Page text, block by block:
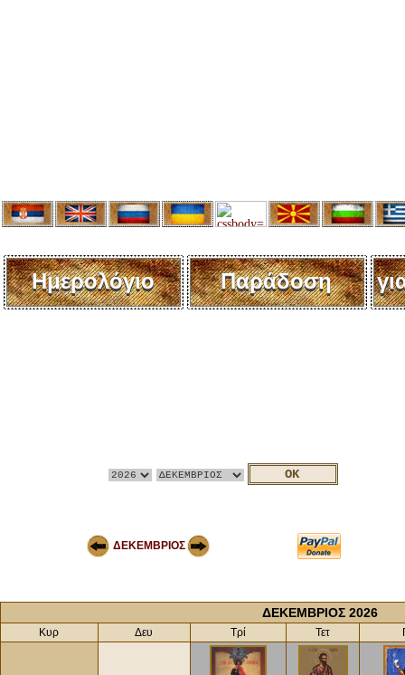
Ημερολόγιο Παράδοση
ΔΕΚΕΜΒΡΙΟΣ
ΔΕΚΕΜΒΡΙΟΣ 2026
Κυρ Δευ Τρί Τετ